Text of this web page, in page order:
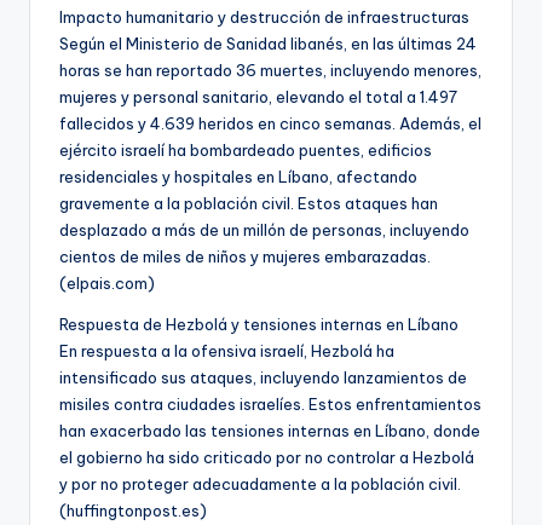
Impacto humanitario y destrucción de infraestructuras
Según el Ministerio de Sanidad libanés, en las últimas 24
horas se han reportado 36 muertes, incluyendo menores,
mujeres y personal sanitario, elevando el total a 1.497
fallecidos y 4.639 heridos en cinco semanas. Además, el
ejército israelí ha bombardeado puentes, edificios
residenciales y hospitales en Líbano, afectando
gravemente a la población civil. Estos ataques han
desplazado a más de un millón de personas, incluyendo
cientos de miles de niños y mujeres embarazadas.
(elpais.com)
Respuesta de Hezbolá y tensiones internas en Líbano
En respuesta a la ofensiva israelí, Hezbolá ha
intensificado sus ataques, incluyendo lanzamientos de
misiles contra ciudades israelíes. Estos enfrentamientos
han exacerbado las tensiones internas en Líbano, donde
el gobierno ha sido criticado por no controlar a Hezbolá
y por no proteger adecuadamente a la población civil.
(huffingtonpost.es)